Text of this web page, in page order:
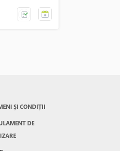
se pot
in comert.
ȘI CONDIȚII
DE